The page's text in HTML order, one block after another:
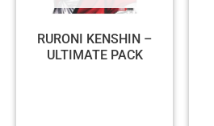
RURONI KENSHIN –
ULTIMATE PACK